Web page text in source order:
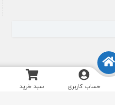
حساب کاربری سبد خرید